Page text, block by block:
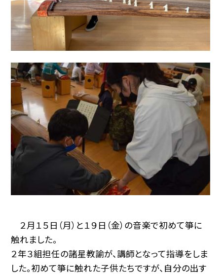
２月１５日（月）と１９日（金）の音楽で初めて箏に
触れました。
２年３組担任の諸星教諭が、講師となって指導をしま
した。初めて箏に触れた子供たちですが、自分の出す